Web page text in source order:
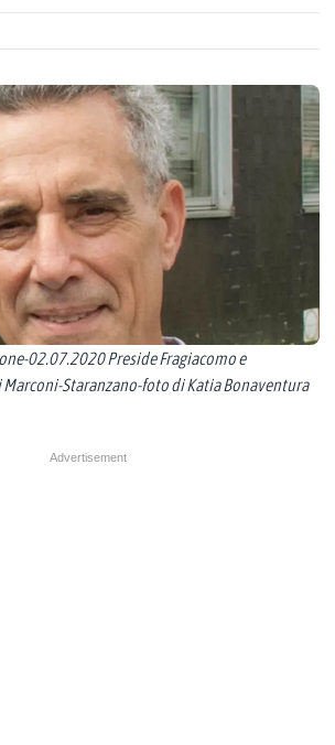
02.07.2020 Preside Fragiacomo e
Staranzano-foto di Katia Bonaventura